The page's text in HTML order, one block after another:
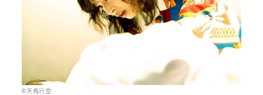
©天馬行空